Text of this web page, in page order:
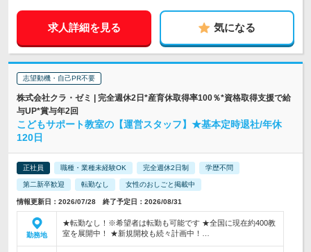
求人詳細を見る 気になる
志望動機・自己PR不要
株式会社クラ・ゼミ | 完全週休2日*産育休取得率100％*資格取得支援で給
与UP*賞与年2回
こどもサポート教室の【運営スタッフ】★基本定時退社/年休
120日
正社員 職種・業種未経験OK 完全週休2日制 学歴不問
第二新卒歓迎 転勤なし 女性のおしごと掲載中
情報更新日：2026/07/28 終了予定日：2026/08/31
勤務地
★転勤なし！※希望者は転勤も可能です ★全国に現在約400教
室を展開中！ ★新規開校も続々計画中！…